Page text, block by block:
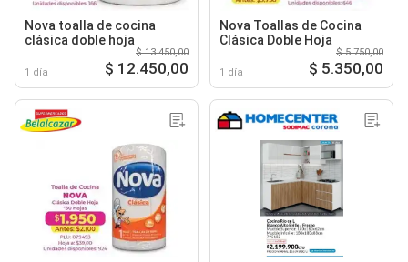
Nova toalla de cocina
clásica doble hoja
1 día
$ 13.450,00
$ 12.450,00
Nova Toallas de Cocina
Clásica Doble Hoja
1 día
$ 5.750,00
$ 5.350,00